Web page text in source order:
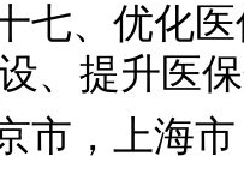
七、优化
、提升医
市，上海